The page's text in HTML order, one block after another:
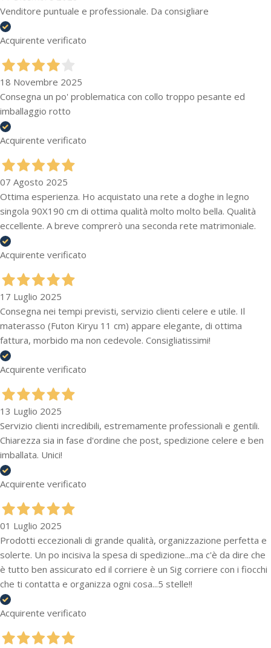
Venditore puntuale e professionale. Da consigliare
Acquirente verificato
18 Novembre 2025
Consegna un po' problematica con collo troppo pesante ed
imballaggio rotto
Acquirente verificato
07 Agosto 2025
Ottima esperienza. Ho acquistato una rete a doghe in legno
singola 90X190 cm di ottima qualità molto molto bella. Qualità
eccellente. A breve comprerò una seconda rete matrimoniale.
Acquirente verificato
17 Luglio 2025
Consegna nei tempi previsti, servizio clienti celere e utile. Il
materasso (Futon Kiryu 11 cm) appare elegante, di ottima
fattura, morbido ma non cedevole. Consigliatissimi!
Acquirente verificato
13 Luglio 2025
Servizio clienti incredibili, estremamente professionali e gentili.
Chiarezza sia in fase d'ordine che post, spedizione celere e ben
imballata. Unici!
Acquirente verificato
01 Luglio 2025
Prodotti eccezionali di grande qualità, organizzazione perfetta e
solerte. Un po incisiva la spesa di spedizione...ma c'è da dire che
è tutto ben assicurato ed il corriere è un Sig corriere con i fiocchi
che ti contatta e organizza ogni cosa...5 stelle!!
Acquirente verificato